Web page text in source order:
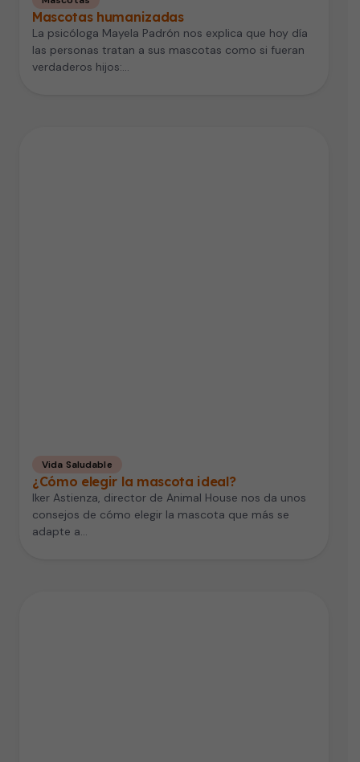
Mascotas humanizadas
La psicóloga Mayela Padrón nos explica que hoy día
las personas tratan a sus mascotas como si fueran
verdaderos hijos:…
Vida Saludable
¿Cómo elegir la mascota ideal?
Iker Astienza, director de Animal House nos da unos
consejos de cómo elegir la mascota que más se
adapte a…